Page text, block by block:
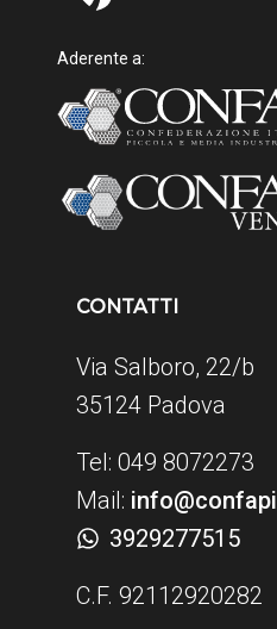
Aderente a:
CONTATTI
Via Salboro, 22/b
35124 Padova
Tel: 049 8072273
Mail:
3929277515
C.F. 92112920282